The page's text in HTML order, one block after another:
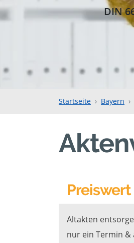
DIN
Startseite Bayern
Preiswert
Altakten
nur ein Termin &